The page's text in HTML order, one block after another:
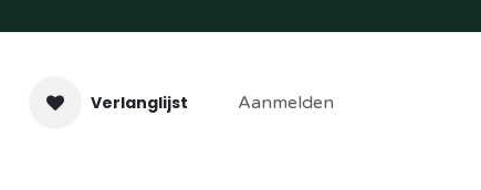
Verlanglijst Aanmelden